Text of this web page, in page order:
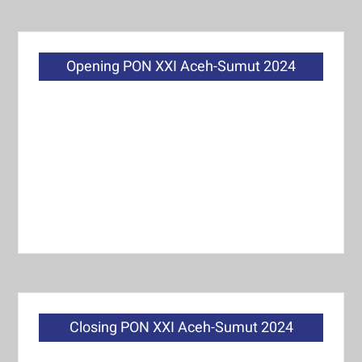
Opening PON XXI Aceh-Sumut 2024
Closing PON XXI Aceh-Sumut 2024